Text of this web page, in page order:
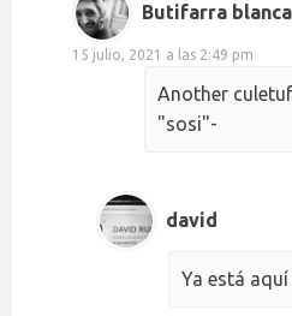
Butifarra
15 julio, 2021 a las 2:49 pm
Another
"sosi"-
david
Ya está